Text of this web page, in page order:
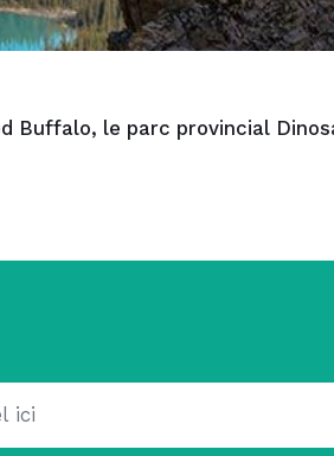
Buffalo, le parc provincial